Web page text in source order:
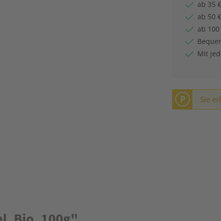
ab 35
ab 50
ab
Mit
P Sie